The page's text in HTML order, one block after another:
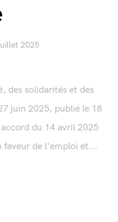
2025
des solidarités et des
juin 2025, publié le 18
du 14 avril 2025
faveur de l'emploi et...